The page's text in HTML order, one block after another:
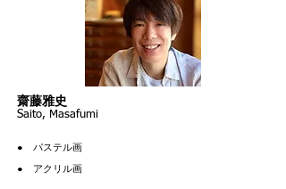
​齋藤雅史
Saito, Masafumi
●​ パステル画
​● アクリル画